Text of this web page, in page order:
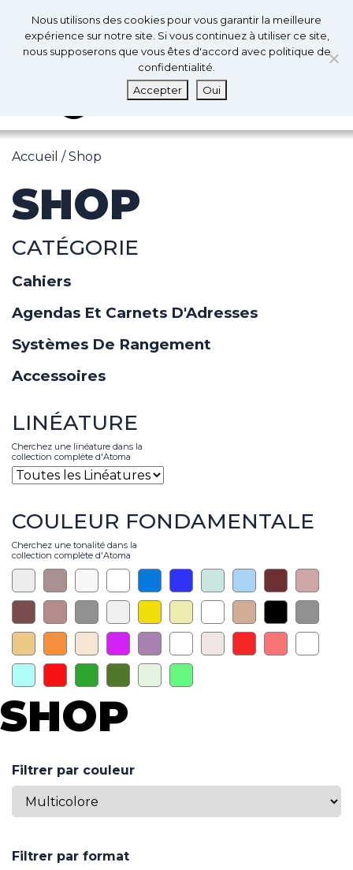
0 0
Accueil / Shop
SHOP
CATÉGORIE
Cahiers
Agendas Et Carnets D'Adresses
Systèmes De Rangement
Accessoires
LINÉATURE
Cherchez une linéature dans la
collection complète d'Atoma
COULEUR FONDAMENTALE
Cherchez une tonalité dans la
collection complète d'Atoma
SHOP
Filtrer par couleur
Filtrer par format
Nous utilisons des cookies pour vous garantir la meilleure
expérience sur notre site. Si vous continuez à utiliser ce site,
nous supposerons que vous êtes d'accord avec politique de
confidentialité.
Accepter
Oui